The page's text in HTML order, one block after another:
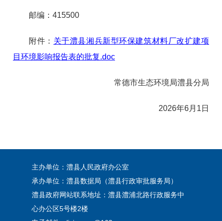
邮编：415500
附件： 关于澧县湘兵新型环保建筑材料厂改扩建项
目环境影响报告表的批复.doc
常德市生态环境局澧县分局
2026年6月1日
主办单位：澧县人民政府办公室
承办单位：澧县数据局（澧县行政审批服务局）
澧县政府网站联系地址：澧县澧浦北路行政服务中
心办公区5号楼2楼